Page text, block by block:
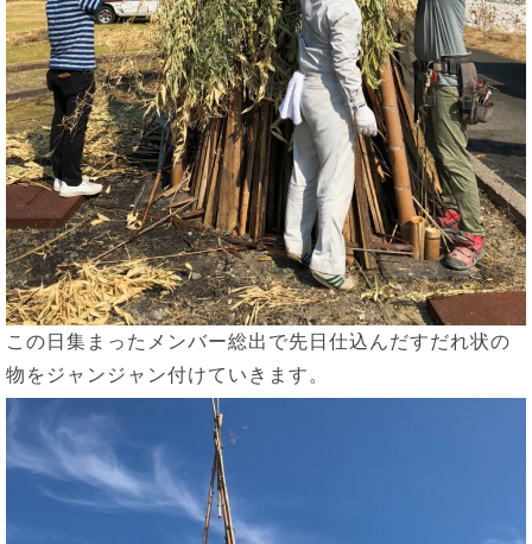
この日集まったメンバー総出で先日仕込んだすだれ状の
物をジャンジャン付けていきます。